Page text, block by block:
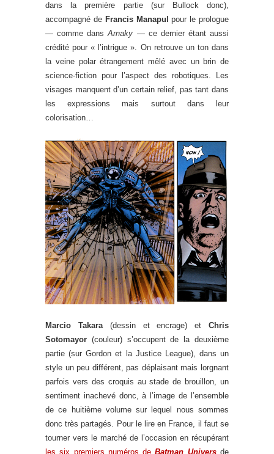
dans la première partie (sur Bullock donc),
accompagné de Francis Manapul pour le prologue
— comme dansArnaky — ce dernier étant aussi
crédité pour « l’intrigue ». On retrouve un ton dans
la veine polar étrangement mêlé avec un brin de
science-fiction pour l’aspect des robotiques. Les
visages manquent d’un certain relief, pas tant dans
les expressions mais surtout dans leur
colorisation…
Marcio Takara(dessin et encrage) etChris
Sotomayor (couleur) s’occupent de la deuxième
partie (sur Gordon et la Justice League), dans un
style un peu différent, pas déplaisant mais lorgnant
parfois vers des croquis au stade de brouillon, un
sentiment inachevé donc, à l’image de l’ensemble
de ce huitième volume sur lequel nous sommes
donc très partagés. Pour le lire en France, il faut se
tourner vers le marché de l’occasion en récupérant
les six premiers numéros deBatman Universde